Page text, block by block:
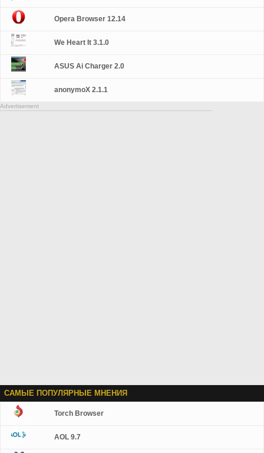
Opera Browser 12.14
We Heart It 3.1.0
ASUS Ai Charger 2.0
anonymoX 2.1.1
Advertisement
САМЫЕ ПОПУЛЯРНЫЕ МНЕНИЯ
Torch Browser
AOL 9.7